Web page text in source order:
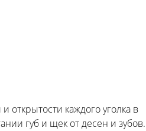
открытости каждого уголка в
губ и щек от десен и зубов.